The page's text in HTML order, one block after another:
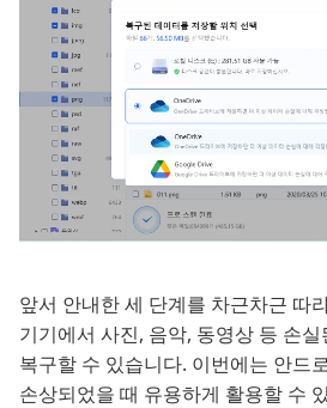
앞서 안내한 세 단계를 차근차근 따
기기에서 사진, 음악, 동영상 등 손
복구할 수 있습니다. 이번에는 안드
손상되었을 때 유용하게 활용할 수